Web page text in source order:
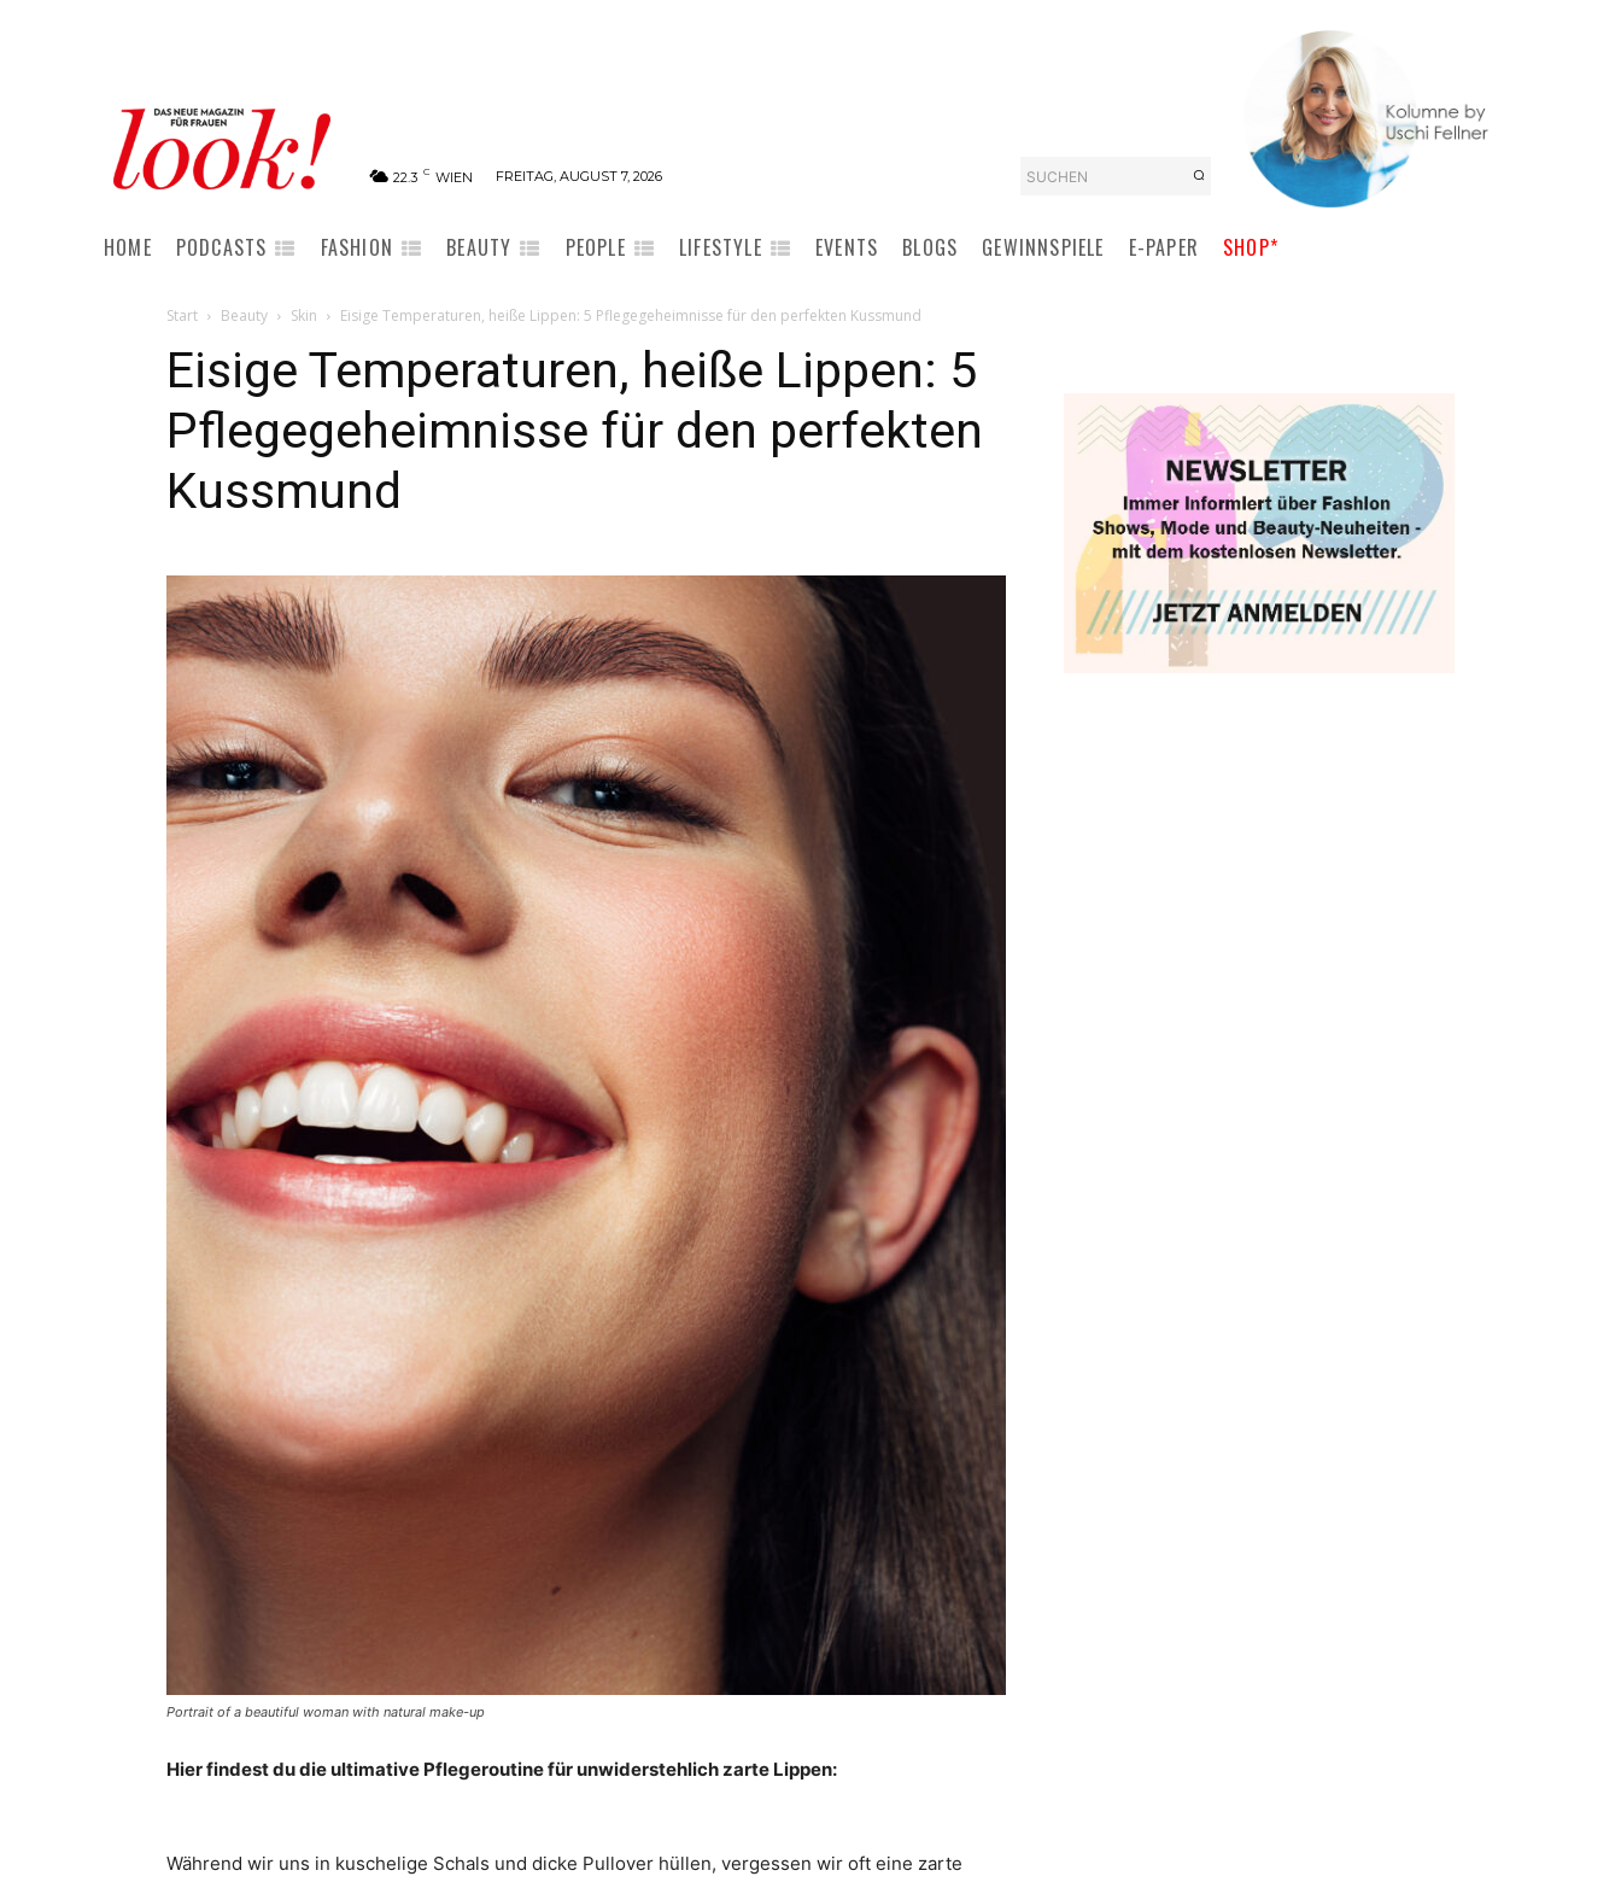
22.3 C WIEN FREITAG, AUGUST 7, 2026 SUCHEN
HOME PODCASTS FASHION BEAUTY PEOPLE LIFESTYLE EVENTS BLOGS GEWINNSPIELE E-PAPER SHOP*
Start Beauty Skin Eisige Temperaturen, heiße Lippen: 5 Pflegegeheimnisse für den perfekten Kussmund
Eisige Temperaturen, heiße Lippen: 5
Pflegegeheimnisse für den perfekten
Kussmund
Portrait of a beautiful woman with natural make-up
Hier findest du die ultimative Pflegeroutine für unwiderstehlich zarte Lippen:
Während wir uns in kuschelige Schals und dicke Pullover hüllen, vergessen wir oft eine zarte